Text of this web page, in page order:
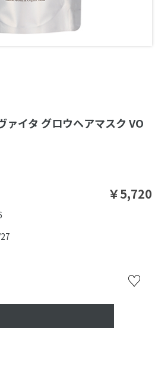
ァイタ グロウヘアマスク VO
￥5,720